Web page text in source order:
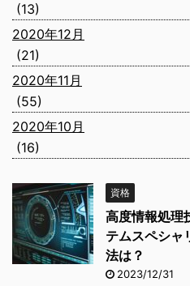
(13)
2020年12月
(21)
2020年11月
(55)
2020年10月
(16)
資格
高度情報処理
テムスペシャ
法は？
2023/12/31